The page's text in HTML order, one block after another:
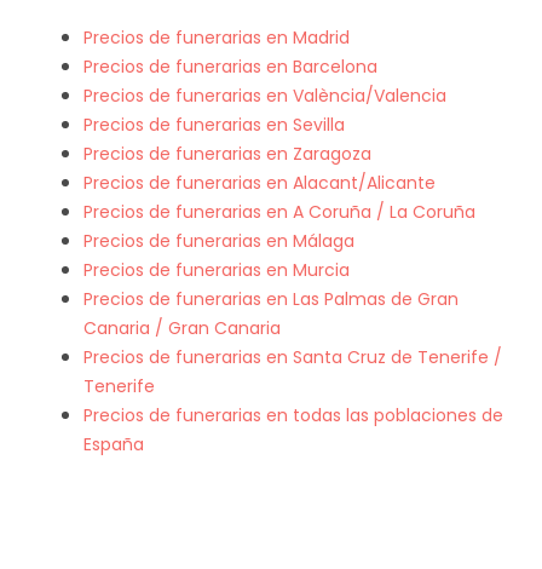
Precios de funerarias en Madrid
Precios de funerarias en Barcelona
Precios de funerarias en València/Valencia
Precios de funerarias en Sevilla
Precios de funerarias en Zaragoza
Precios de funerarias en Alacant/Alicante
Precios de funerarias en A Coruña / La Coruña
Precios de funerarias en Málaga
Precios de funerarias en Murcia
Precios de funerarias en Las Palmas de Gran
Canaria / Gran Canaria
Precios de funerarias en Santa Cruz de Tenerife /
Tenerife
Precios de funerarias en todas las poblaciones de
España